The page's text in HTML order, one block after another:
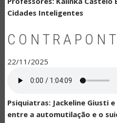
Cidades Inteligentes
22/11/2025
Psiquiatras: Jackeline Giusti
entre a automutilação e o